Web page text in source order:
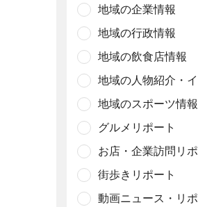
地域の企業情報
地域の行政情報
地域の飲食店情報
地域の人物紹介・
地域のスポーツ情報
グルメリポート
お店・企業訪問リ
街歩きリポート
動画ニュース・リ